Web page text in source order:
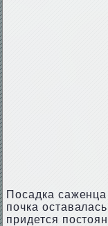
Посадка
почка
придется